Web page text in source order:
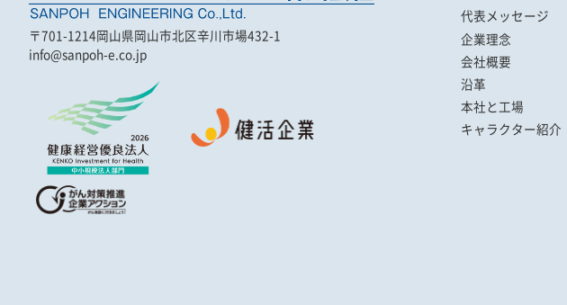
〒701-1214岡山県岡山市北区辛川市場432-1
info@sanpoh-e.co.jp
代表メッセージ
企業理念
会社概要
沿革
本社と工場
キャラクター紹介